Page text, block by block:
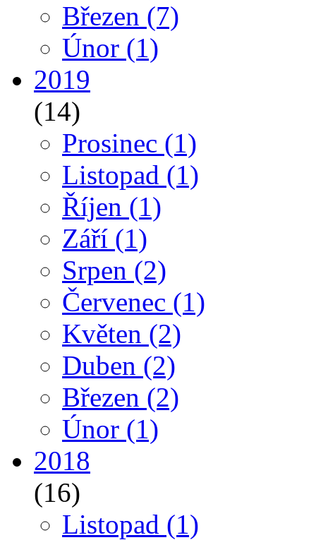
Březen (7)
Únor (1)
2019
(14)
Prosinec (1)
Listopad (1)
Říjen (1)
Září (1)
Srpen (2)
Červenec (1)
Květen (2)
Duben (2)
Březen (2)
Únor (1)
2018
(16)
Listopad (1)